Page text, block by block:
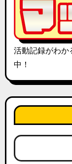
活動記録がわか
中！